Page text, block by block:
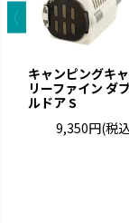
ナーフドッグ
愛犬と一緒に遊べる
ーション玩具です。
キャンピングキャ
リーファイン ダ
ルドア S
9,350円(税